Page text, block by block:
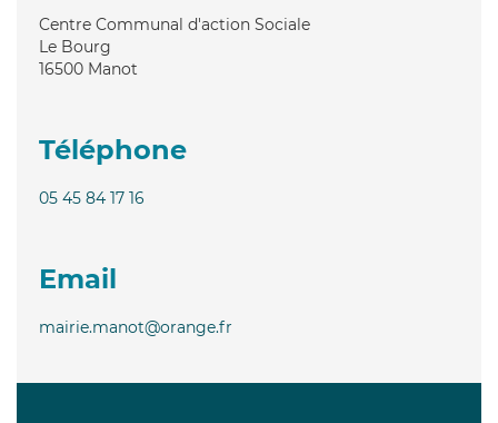
Centre Communal d'action Sociale
Le Bourg
16500 Manot
Téléphone
05 45 84 17 16
Email
mairie.manot@orange.fr